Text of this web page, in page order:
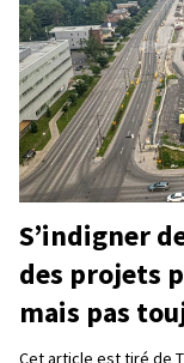
S’indigner
des projets
mais pas
Cet article est tiré de